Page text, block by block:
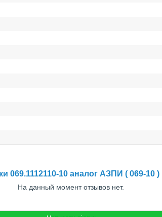
069.1112110-10 аналог АЗПИ ( 069-
На данный момент отзывов нет.